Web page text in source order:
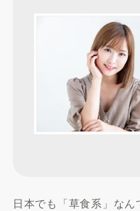
日本でも「草食系」な